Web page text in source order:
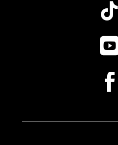

